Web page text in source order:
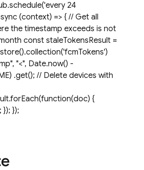
24
(context) => { // Get all
the timestamp exceeds is not
const staleTokensResult =
"<", Date.now() -
.get(); // Delete devices with
{
});